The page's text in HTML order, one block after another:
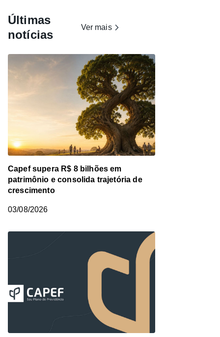
Últimas
notícias
Ver mais
Capef supera R$ 8 bilhões em
patrimônio e consolida trajetória de
crescimento
03/08/2026